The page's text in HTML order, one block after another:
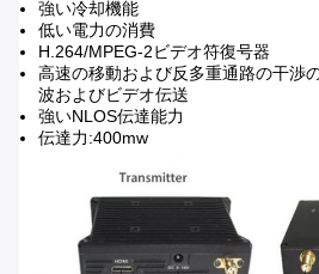
強い冷却機能
低い電力の消費
H.264/MPEG-2ビデオ符復号器
高速の移動および反多重通路の干渉
波およびビデオ伝送
強いNLOS伝達能力
伝達力:400mw